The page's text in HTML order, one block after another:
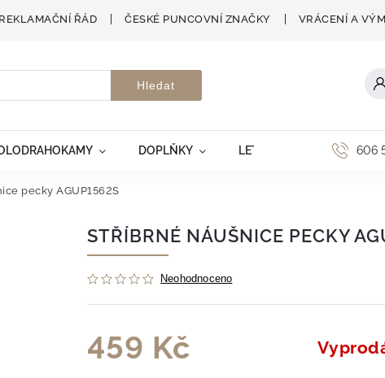
REKLAMAČNÍ ŘÁD ČESKÉ PUNCOVNÍ ZNAČKY VRÁCENÍ A
Hledat
DOPLŇKY LETNÍ AKCE 606
pecky AGUP1562S
STŘÍBRNÉ NÁUŠNICE PECKY
Neohodnoceno
459 Kč